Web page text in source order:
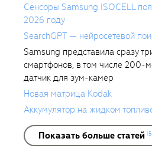
Сенсоры Samsung ISOCELL
2026 году
SearchGPT — нейросетевой
Samsung представила сразу
смартфонов, в том числе 200-
датчик для зум-камер
Новая матрица Kodak
Аккумулятор на жидком
Показать больше статей